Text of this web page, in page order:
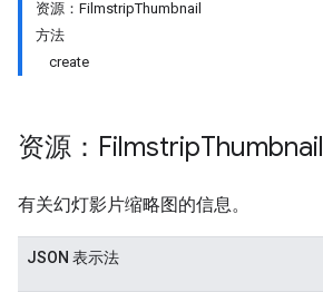
资源：FilmstripThumbnail
方法
create
资源：FilmstripThumbnail
有关幻灯影片缩略图的信息。
JSON 表示法